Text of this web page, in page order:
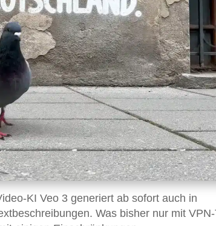
KI Veo 3 generiert ab sofort auch in
Was bisher nur mit